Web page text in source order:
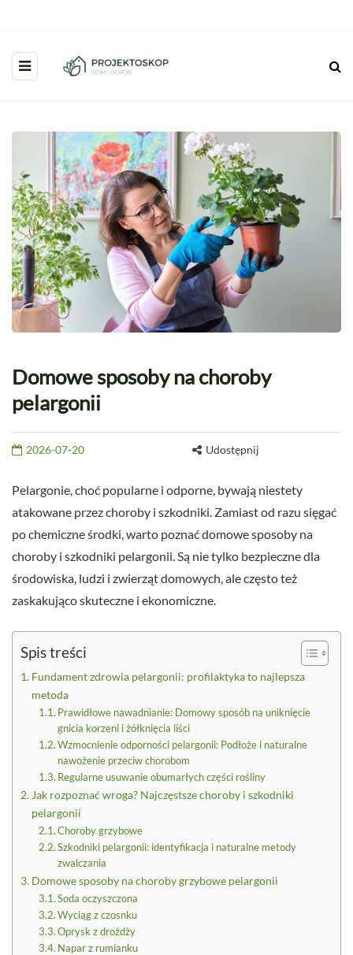
Domowe sposoby na choroby
pelargonii
2026-07-20 Udostępnij
Pelargonie, choć popularne i odporne, bywają niestety
atakowane przez choroby i szkodniki. Zamiast od razu sięgać
po chemiczne środki, warto poznać domowe sposoby na
choroby i szkodniki pelargonii. Są nie tylko bezpieczne dla
środowiska, ludzi i zwierząt domowych, ale często też
zaskakująco skuteczne i ekonomiczne.
Spis treści
Fundament zdrowia pelargonii: profilaktyka to najlepsza
metoda
Prawidłowe nawadnianie: Domowy sposób na uniknięcie
gnicia korzeni i żółknięcia liści
Wzmocnienie odporności pelargonii: Podłoże i naturalne
nawożenie przeciw chorobom
Regularne usuwanie obumarłych części rośliny
Jak rozpoznać wroga? Najczęstsze choroby i szkodniki
pelargonii
Choroby grzybowe
Szkodniki pelargonii: identyfikacja i naturalne metody
zwalczania
Domowe sposoby na choroby grzybowe pelargonii
Soda oczyszczona
Wyciąg z czosnku
Oprysk z drożdży
Napar z rumianku